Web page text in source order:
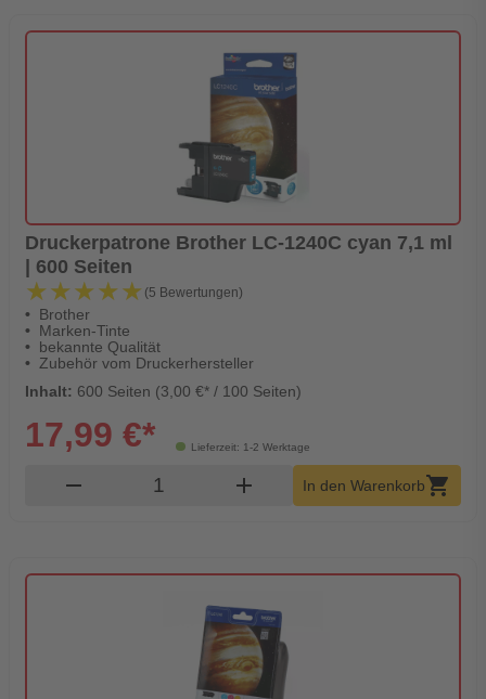
Druckerpatrone Brother LC-1240C cyan 7,1 ml
| 600 Seiten
★★★★★
★★★★★ (5 Bewertungen)
Brother
Marken-Tinte
bekannte Qualität
Zubehör vom Druckerhersteller
Inhalt: 600 Seiten (3,00 €* / 100 Seiten)
Lieferzeit: 1-2 Werktage
17,99 €*
remove Produkt Warenkorb Menge
add In den Warenkorbshopping_cart